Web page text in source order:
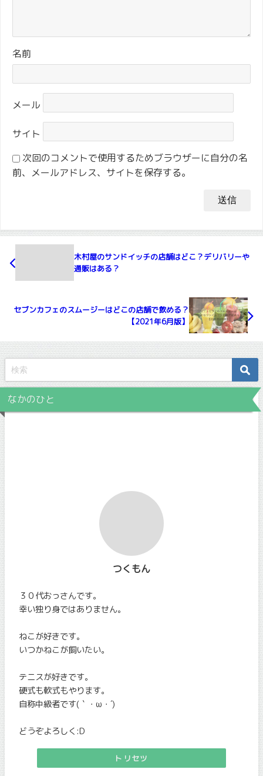
名前
メール
サイト
次回のコメントで使用するためブラウザーに自分の名
前、メールアドレス、サイトを保存する。
木村屋のサンドイッチの店舗はどこ？デリバリーや
通販はある？
セブンカフェのスムージーはどこの店舗で飲める？
【2021年6月版】
なかのひと
つくもん
３０代おっさんです。
幸い独り身ではありません。
ねこが好きです。
いつかねこが飼いたい。
テニスが好きです。
硬式も軟式もやります。
自称中級者です(｀・ω・´)
どうぞよろしく:D
トリセツ